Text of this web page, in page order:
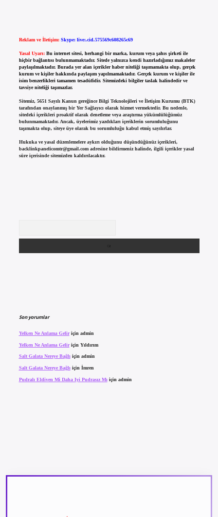
Reklam ve İletişim: Skype: live:.cid.575569c608265c69
Yasal Uyarı: Bu internet sitesi, herhangi bir marka, kurum veya şahıs şirketi ile
hiçbir bağlantısı bulunmamaktadır. Sitede yalnızca kendi hazırladığımız makaleler
paylaşılmaktadır. Burada yer alan içerikler haber niteliği taşımamakta olup, gerçek
kurum ve kişiler hakkında paylaşım yapılmamaktadır. Gerçek kurum ve kişiler ile
isim benzerlikleri tamamen tesadüfidir. Sitemizdeki bilgiler taslak halindedir ve
tavsiye niteliği taşımazlar.
Sitemiz, 5651 Sayılı Kanun gereğince Bilgi Teknolojileri ve İletişim Kurumu (BTK)
tarafından onaylanmış bir Yer Sağlayıcı olarak hizmet vermektedir. Bu nedenle,
sitedeki içerikleri proaktif olarak denetleme veya araştırma yükümlülüğümüz
bulunmamaktadır. Ancak, üyelerimiz yazdıkları içeriklerin sorumluluğunu
taşımakta olup, siteye üye olarak bu sorumluluğu kabul etmiş sayılırlar.
Hukuka ve yasal düzenlemelere aykırı olduğunu düşündüğünüz içerikleri,
backlinkpanelicomtr@gmail.comadresine bildirmeniz halinde, ilgili içerikler yasal
süre içerisinde sitemizden kaldırılacaktır.
Son yorumlar
Yelken Ne Anlama Geliriçin admin
Yelken Ne Anlama Geliriçin Yıldırım
Salt Galata Nereye Bağlıiçin admin
Salt Galata Nereye Bağlı için İmren
Pudralı Eldiven Mi Daha Iyi Pudrasız Mı için admin